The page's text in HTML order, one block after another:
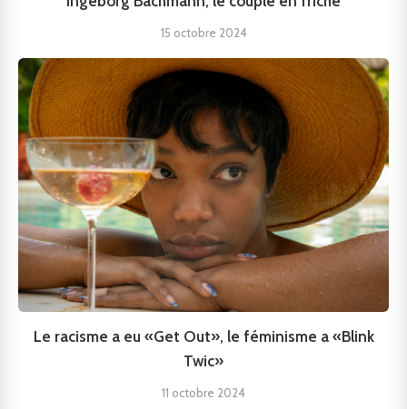
15 octobre 2024
Le racisme a eu «Get Out», le féminisme a «Blink
Twic»
11 octobre 2024